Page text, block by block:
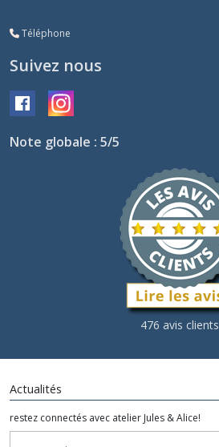
Téléphone
Suivez nous
Note globale : 5/5
476 avis clients
Actualités
restez connectés avec atelier Jules & Alice!